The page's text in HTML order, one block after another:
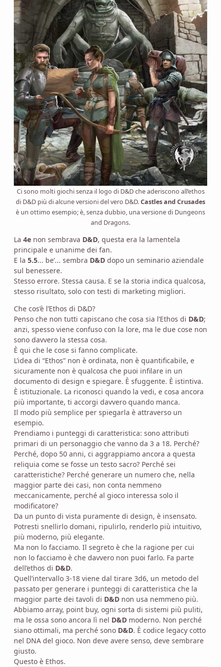
Ci sono molti giochi senza il logo di D&D che aderiscono all’ethos
di D&D più di alcune versioni del vero D&D.Castles and Crusades
è un ottimo esempio; è, senza dubbio, una versione di Dungeons
and Dragons.
La 4e non sembrava D&D, questa era la lamentela
principale e unanime dei fan.
E la 5.5... be’... sembra D&D dopo un seminario aziendale
sul benessere.
Stesso errore. Stessa causa. E se la storia indica qualcosa,
stesso risultato, solo con testi di marketing migliori.
Che cos’è l’Ethos di D&D?
Penso che non tutti capiscano che cosa sia l’Ethos di D&D;
anzi, spesso viene confuso con la lore, ma le due cose non
sono davvero la stessa cosa.
È qui che le cose si fanno complicate.
L’idea di “Ethos” non è ordinata, non è quantificabile, e
sicuramente non è qualcosa che puoi infilare in un
documento di design e spiegare. È sfuggente. È istintiva.
È istituzionale. La riconosci quando la vedi, e cosa ancora
più importante, ti accorgi davvero quando manca.
Il modo più semplice per spiegarla è attraverso un
esempio.
Prendiamo i punteggi di caratteristica: sono attributi
primari di un personaggio che vanno da 3 a 18. Perché?
Perché, dopo 50 anni, ci aggrappiamo ancora a questa
reliquia come se fosse un testo sacro? Perché sei
caratteristiche? Perché generare un numero che, nella
maggior parte dei casi, non conta nemmeno
meccanicamente, perché al gioco interessa solo il
modificatore?
Da un punto di vista puramente di design, è insensato.
Potresti snellirlo domani, ripulirlo, renderlo più intuitivo,
più moderno, più elegante.
Ma non lo facciamo. Il segreto è che la ragione per cui
non lo facciamo è che davvero non puoi farlo. Fa parte
dell’ethos di D&D.
Quell’intervallo 3-18 viene dal tirare 3d6, un metodo del
passato per generare i punteggi di caratteristica che la
maggior parte dei tavoli di D&D non usa nemmeno più.
Abbiamo array, point buy, ogni sorta di sistemi più puliti,
ma le ossa sono ancora lì nel D&D moderno. Non perché
siano ottimali, ma perché sono D&D. È codice legacy cotto
nel DNA del gioco. Non deve avere senso, deve sembrare
giusto.
Questo è Ethos.